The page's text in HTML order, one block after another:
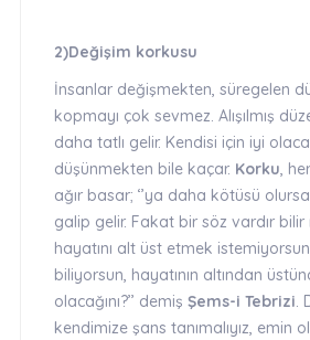
2)Değişim korkusu
İnsanlar değişmekten, süregelen
kopmayı çok sevmez. Alışılmış
daha tatlı gelir. Kendisi için iyi
düşünmekten bile kaçar. Korku,
ağır basar; ‘’ya daha kötüsü
galip gelir. Fakat bir söz vardır bilir
hayatını alt üst etmek
biliyorsun, hayatının altından
olacağını?’’ demiş Şems-i Tebrizi.
kendimize şans tanımalıyız, emin